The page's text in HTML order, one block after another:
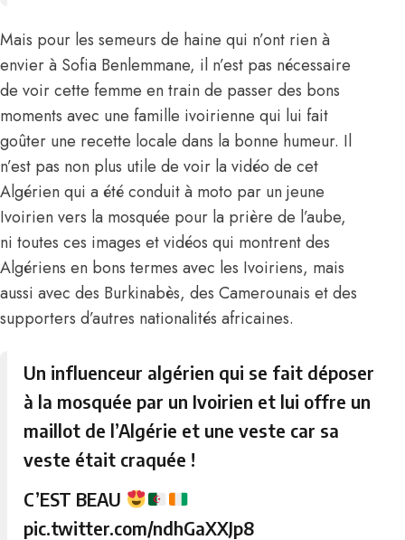
Mais pour les semeurs de haine qui n’ont rien à
envier à Sofia Benlemmane, il n’est pas nécessaire
de voir cette femme en train de passer des bons
moments avec une famille ivoirienne qui lui fait
goûter une recette locale dans la bonne humeur. Il
n’est pas non plus utile de voir la vidéo de cet
Algérien qui a été conduit à moto par un jeune
Ivoirien vers la mosquée pour la prière de l’aube,
ni toutes ces images et vidéos qui montrent des
Algériens en bons termes avec les Ivoiriens, mais
aussi avec des Burkinabès, des Camerounais et des
supporters d’autres nationalités africaines.
Un influenceur algérien qui se fait déposer
à la mosquée par un Ivoirien et lui offre un
maillot de l’Algérie et une veste car sa
veste était craquée !
C’EST BEAU
pic.twitter.com/ndhGaXXJp8